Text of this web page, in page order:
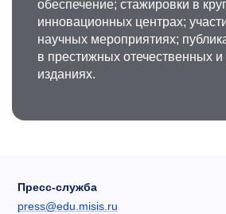
обеспечение; стажировки в
инновационных центрах;
научных мероприятиях;
в престижных отечественных
изданиях.
Пресс-служба
press@edu.misis.ru